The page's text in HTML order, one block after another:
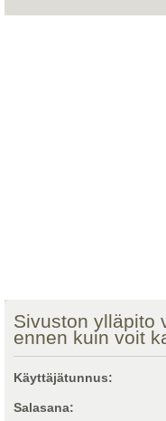
Sivuston ylläpito
ennen kuin voit
Käyttäjätunnus:
Salasana: